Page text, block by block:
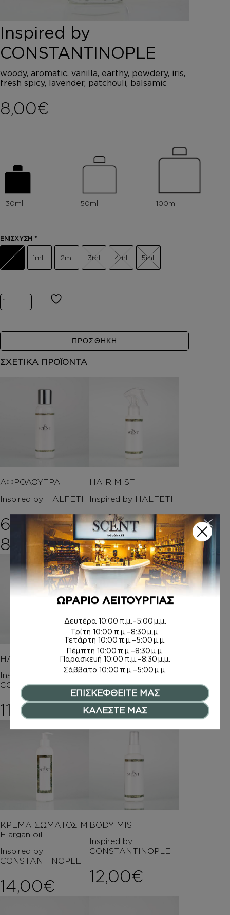
HOROMIA
SPECIAL OFFERS
ΚΑΛΑΘΙ
Inspired by
CONSTANTINOPLE
woody, aromatic, vanilla, earthy, powdery, iris,
fresh spicy, lavender, patchouli, balsamic
8,00€
ΕΝΙΣΧΥΣΗ *
1ml 2ml 3ml 4ml 5ml
Inspired by CONSTANTINOPLE ποσότητα
ΠΡΟΣΘΗΚΗ
ΣΧΕΤΙΚΑ ΠΡΟΪΟΝΤΑ
ΑΦΡΟΛΟΥΤΡΑ
Inspired by HALFETI
6,00€ –
8,00€Price range: 6,00€
HAIR MIST
Inspired by HALFETI
11,00€
HAIR MIST
Inspired by
CONSTANTINOPLE
11,00
AFTER SHAVE
Inspired by HALFETI
13,00€
ΚΡΕΜΑ ΣΩΜΑΤΟΣ Μ
Ε argan oil
Inspired by
CONSTANTINOPLE
14,00€
BODY MIST
Inspired by
CONSTANTINOPLE
12,00€
ΩΡΑΡΙΟ ΛΕΙΤΟΥΡΓΙΑΣ
Δευτέρα 10:00 π.μ.–5:00 μ.μ.
Τρίτη 10:00 π.μ.–8:30 μ.μ.
Τετάρτη 10:00 π.μ.–5:00 μ.μ.
Πέμπτη 10:00 π.μ.–8:30 μ.μ.
Παρασκευή 10:00 π.μ.–8:30 μ.μ.
Σάββατο 10:00 π.μ.–5:00 μ.μ.
ΕΠΙΣΚΕΦΘΕΙΤΕ ΜΑΣ
ΚΑΛΕΣΤΕ ΜΑΣ